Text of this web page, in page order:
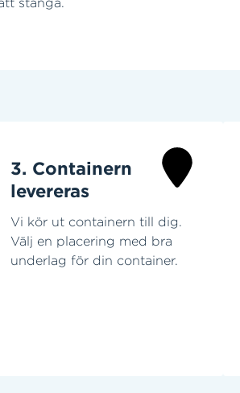
3. Containern
levereras
Vi kör ut containern till dig.
Välj en placering med bra
underlag för din container.